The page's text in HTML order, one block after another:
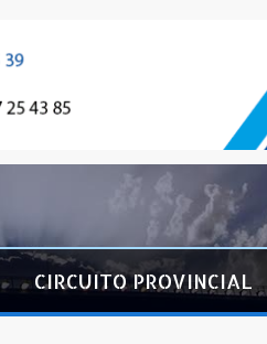
CIRCUITO PROVINCIAL